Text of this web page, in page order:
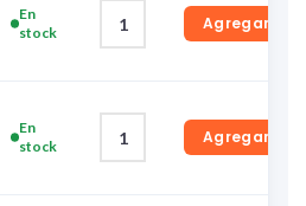
En
stock
Agregar
En
stock
Agregar